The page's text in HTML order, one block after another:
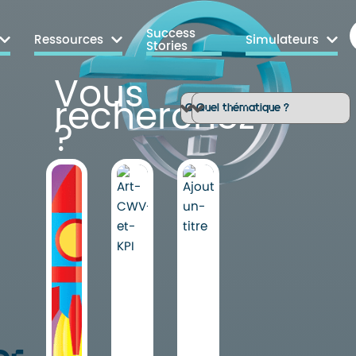
Ressources
Success
Stories
Simulateurs
Vous
recherchez
?